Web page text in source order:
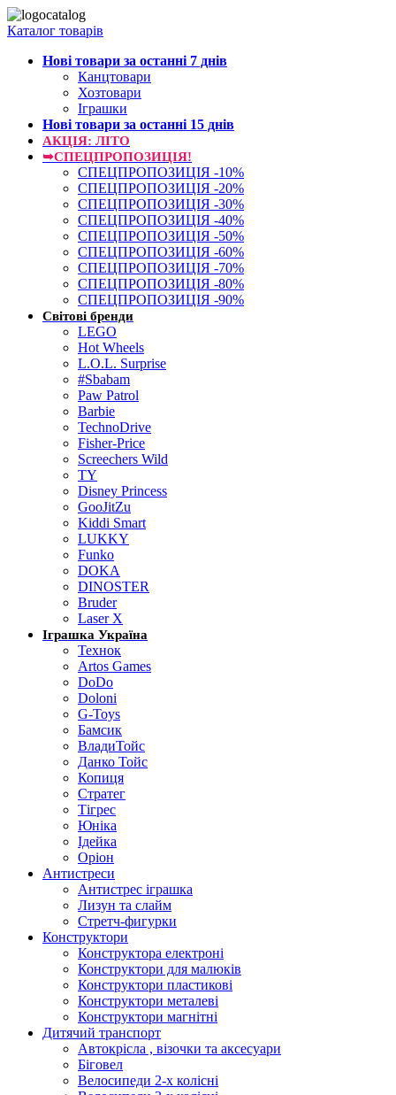
Каталог товарів
Нові товари за останнi 7 днiв
Канцтовари
Хозтовари
Іграшки
Нові товари за останнi 15 днiв
АКЦІЯ: ЛІТО
➥СПЕЦПРОПОЗИЦІЯ!
СПЕЦПРОПОЗИЦІЯ -10%
СПЕЦПРОПОЗИЦІЯ -20%
СПЕЦПРОПОЗИЦІЯ -30%
СПЕЦПРОПОЗИЦІЯ -40%
СПЕЦПРОПОЗИЦІЯ -50%
СПЕЦПРОПОЗИЦІЯ -60%
СПЕЦПРОПОЗИЦІЯ -70%
СПЕЦПРОПОЗИЦІЯ -80%
СПЕЦПРОПОЗИЦІЯ -90%
Світові бренди
LEGO
Hot Wheels
L.O.L. Surprise
#Sbabam
Paw Patrol
Barbie
TechnoDrive
Fisher-Price
Screechers Wild
TY
Disney Princess
GooJitZu
Kiddi Smart
LUKKY
Funko
DOKA
DINOSTER
Bruder
Laser X
Іграшка Україна
Технок
Artos Games
DoDo
Doloni
G-Toys
Бамсик
ВладиТойс
Данко Тойс
Копиця
Стратег
Тігрес
Юніка
Ідейка
Оріон
Антистреси
Антистрес іграшка
Лизун та слайм
Стретч-фигурки
Конструктори
Конструктора електроні
Конструктори для малюків
Конструктори пластикові
Конструктори металеві
Конструктори магнітні
Дитячий транспорт
Автокрісла , візочки та аксесуари
Біговел
Велосипеди 2-х колісні